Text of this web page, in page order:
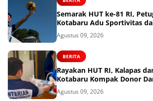
Semarak HUT ke-81 RI,
Kotabaru Adu Sportivitas
Agustus 09, 2026
BERITA
Rayakan HUT RI, Kalapas
Kotabaru Kompak Donor
Agustus 09, 2026